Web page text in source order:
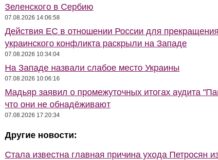
Зеленского в Сербию
07.08.2026 14:06:58
Действия ЕС в отношении России для
украинского конфликта раскрыли на Западе
07.08.2026 10:34:04
На Западе назвали слабое место Украины
07.08.2026 10:06:16
Мадьяр заявил о промежуточных итогах аудита
что они не обнадёживают
07.08.2026 17:20:34
Другие новости:
Стала известна главная причина ухода Петросян